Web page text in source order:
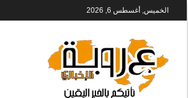
الخميس, أغسطس 6, 2026